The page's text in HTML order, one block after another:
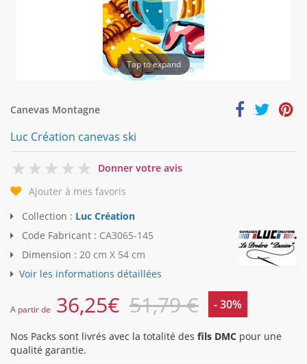
Tap to expand
Canevas Montagne
Luc Création canevas ski
0
Donner votre avis
Ajouter à mes favoris
Collection : Luc Création
Code Fabricant : CA3065-145
Dimension : 20 cm X 54 cm
Voir les informations détaillées
A partir de 36,25€ 51,79 € - 30%
Nos Packs sont livrés avec la totalité des fils DMC pour une
qualité garantie.